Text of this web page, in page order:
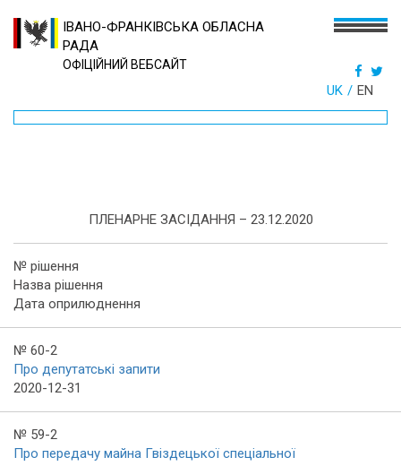
ІВАНО-ФРАНКІВСЬКА ОБЛАСНА
РАДА
ОФІЦІЙНИЙ ВЕБСАЙТ
UK EN
ПЛЕНАРНЕ ЗАСІДАННЯ – 23.12.2020
№ рішення
Назва рішення
Дата оприлюднення
№ 60-2
Про депутатські запити
2020-12-31
№ 59-2
Про передачу майна Гвіздецької спеціальної